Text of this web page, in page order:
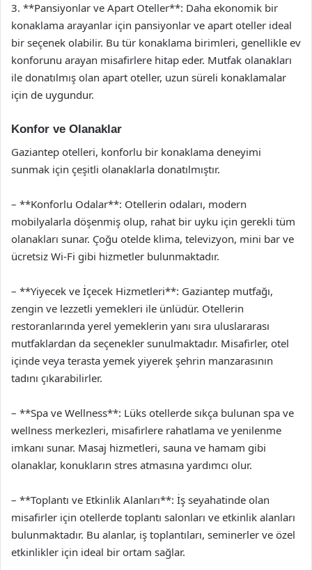
3. **Pansiyonlar ve Apart Oteller**: Daha ekonomik bir
konaklama arayanlar için pansiyonlar ve apart oteller ideal
bir seçenek olabilir. Bu tür konaklama birimleri, genellikle ev
konforunu arayan misafirlere hitap eder. Mutfak olanakları
ile donatılmış olan apart oteller, uzun süreli konaklamalar
için de uygundur.
Konfor ve Olanaklar
Gaziantep otelleri, konforlu bir konaklama deneyimi
sunmak için çeşitli olanaklarla donatılmıştır.
– **Konforlu Odalar**: Otellerin odaları, modern
mobilyalarla döşenmiş olup, rahat bir uyku için gerekli tüm
olanakları sunar. Çoğu otelde klima, televizyon, mini bar ve
ücretsiz Wi-Fi gibi hizmetler bulunmaktadır.
– **Yiyecek ve İçecek Hizmetleri**: Gaziantep mutfağı,
zengin ve lezzetli yemekleri ile ünlüdür. Otellerin
restoranlarında yerel yemeklerin yanı sıra uluslararası
mutfaklardan da seçenekler sunulmaktadır. Misafirler, otel
içinde veya terasta yemek yiyerek şehrin manzarasının
tadını çıkarabilirler.
– **Spa ve Wellness**: Lüks otellerde sıkça bulunan spa ve
wellness merkezleri, misafirlere rahatlama ve yenilenme
imkanı sunar. Masaj hizmetleri, sauna ve hamam gibi
olanaklar, konukların stres atmasına yardımcı olur.
– **Toplantı ve Etkinlik Alanları**: İş seyahatinde olan
misafirler için otellerde toplantı salonları ve etkinlik alanları
bulunmaktadır. Bu alanlar, iş toplantıları, seminerler ve özel
etkinlikler için ideal bir ortam sağlar.